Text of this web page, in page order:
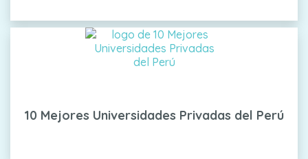
10 Mejores Universidades Privadas del Perú